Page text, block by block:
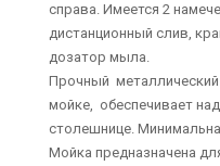
справа. Имеется 2
дистанционный слив,
дозатор мыла.
Прочный
мойке, обеспечивает
столешнице.
Мойка предназначена